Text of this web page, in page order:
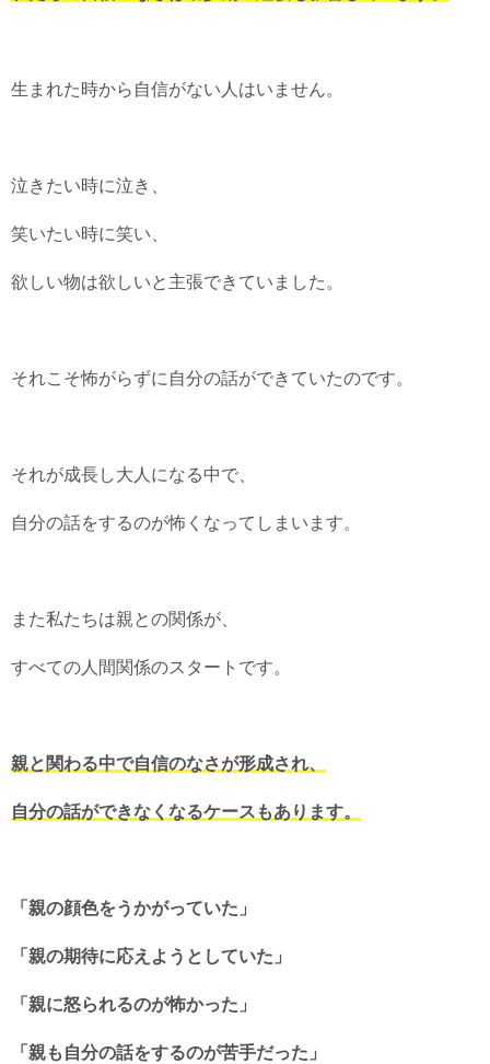
生まれた時から自信がない人はいません。
泣きたい時に泣き、
笑いたい時に笑い、
欲しい物は欲しいと主張できていました。
それこそ怖がらずに自分の話ができていたのです。
それが成長し大人になる中で、
自分の話をするのが怖くなってしまいます。
また私たちは親との関係が、
すべての人間関係のスタートです。
親と関わる中で自信のなさが形成され、
自分の話ができなくなるケースもあります。
「親の顔色をうかがっていた」
「親の期待に応えようとしていた」
「親に怒られるのが怖かった」
「親も自分の話をするのが苦手だった」